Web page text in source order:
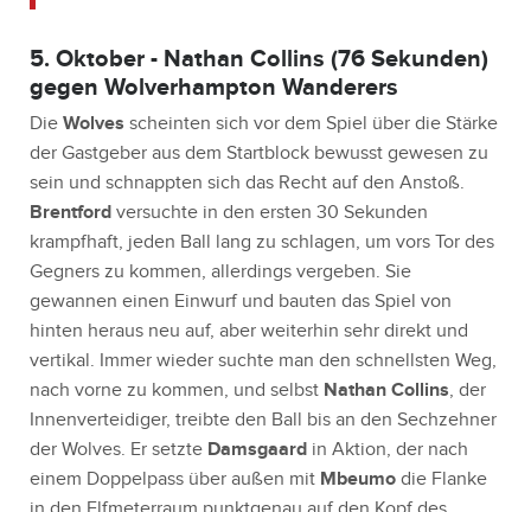
5. Oktober - Nathan Collins (76 Sekunden)
gegen Wolverhampton Wanderers
Die Wolves scheinten sich vor dem Spiel über die Stärke
der Gastgeber aus dem Startblock bewusst gewesen zu
sein und schnappten sich das Recht auf den Anstoß.
Brentford versuchte in den ersten 30 Sekunden
krampfhaft, jeden Ball lang zu schlagen, um vors Tor des
Gegners zu kommen, allerdings vergeben. Sie
gewannen einen Einwurf und bauten das Spiel von
hinten heraus neu auf, aber weiterhin sehr direkt und
vertikal. Immer wieder suchte man den schnellsten Weg,
nach vorne zu kommen, und selbst Nathan Collins, der
Innenverteidiger, treibte den Ball bis an den Sechzehner
der Wolves. Er setzte Damsgaard in Aktion, der nach
einem Doppelpass über außen mit Mbeumo die Flanke